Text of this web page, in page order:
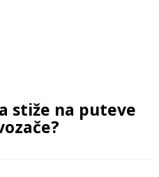
stiže na puteve